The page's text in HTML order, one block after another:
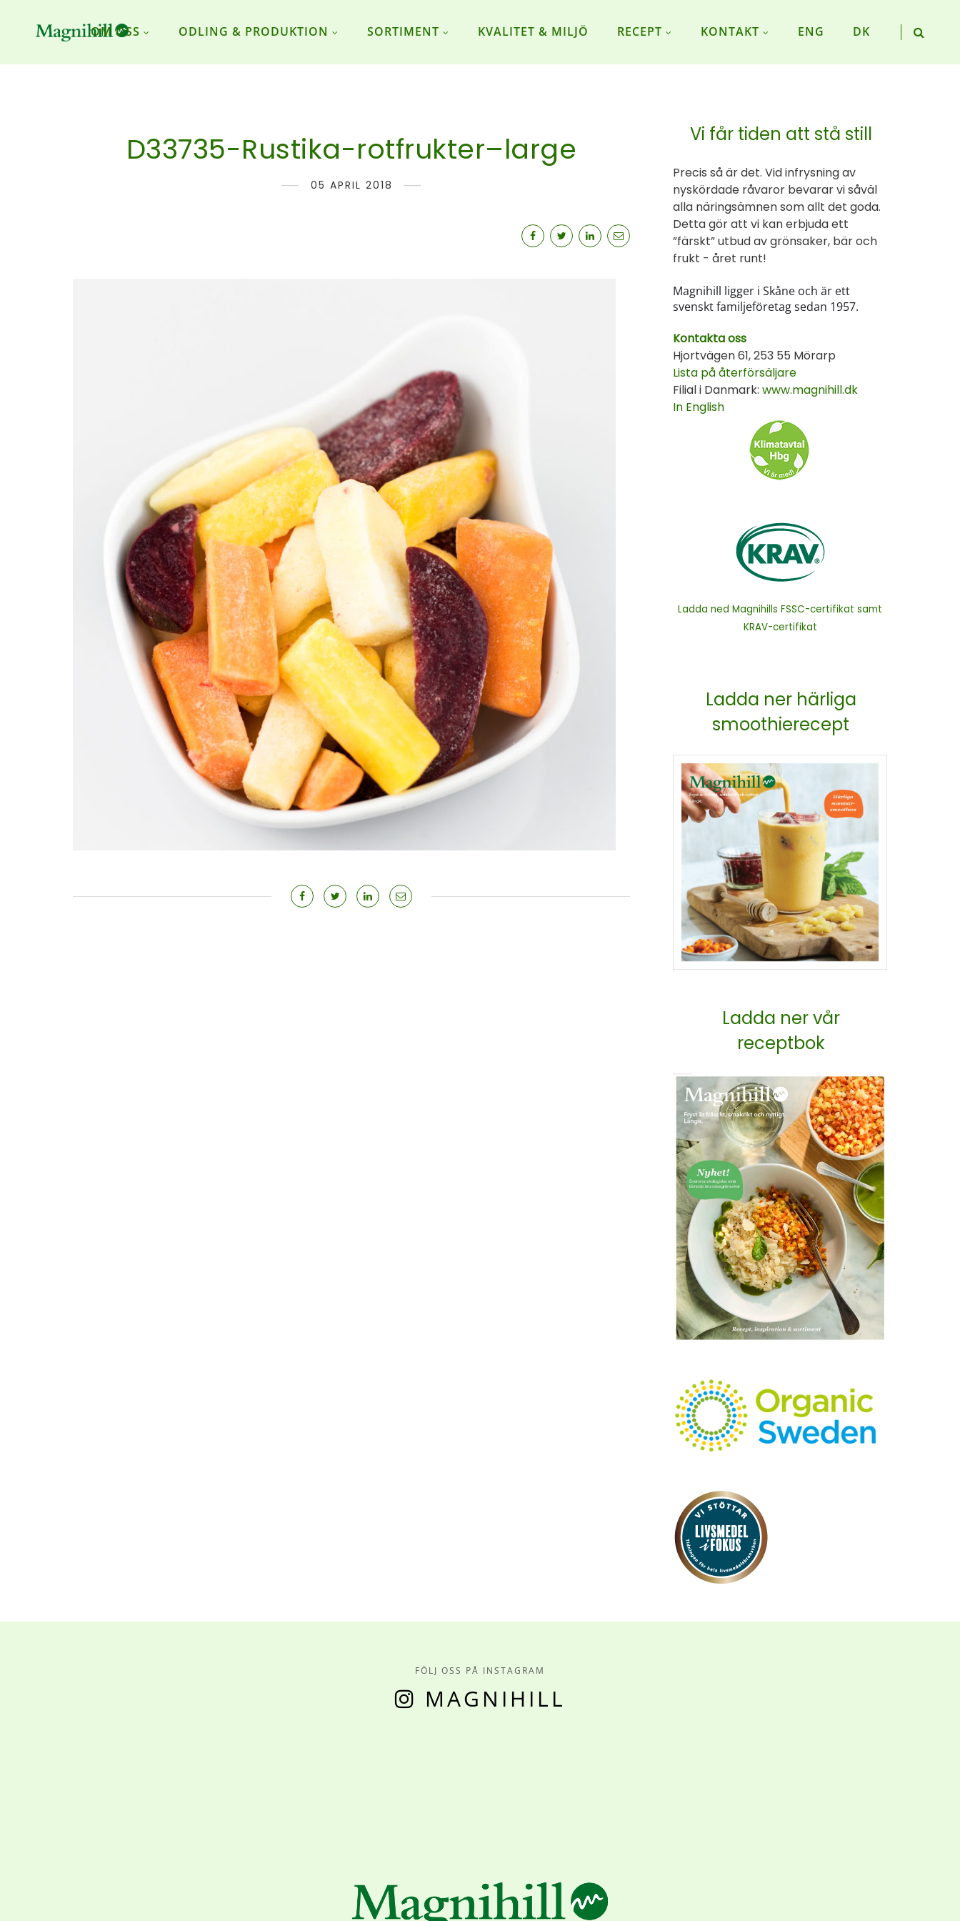
OM OSS ODLING & PRODUKTION SORTIMENT KVALITET & MILJÖ RECEPT KONTAKT ENG DK
D33735-Rustika-rotfrukter–large
05 APRIL 2018
Vi får tiden att stå still
Precis så är det. Vid infrysning av
nyskördade råvaror bevarar vi såväl
alla näringsämnen som allt det goda.
Detta gör att vi kan erbjuda ett
”färskt” utbud av grönsaker, bär och
frukt - året runt!
Magnihill ligger i Skåne och är ett
svenskt familjeföretag sedan 1957.
Kontakta oss
Hjortvägen 61, 253 55 Mörarp
Lista på återförsäljare
Filial i Danmark: www.magnihill.dk
In English
Ladda ned Magnihills FSSC-certifikat samt
KRAV-certifikat
Ladda ner härliga
smoothierecept
Ladda ner vår
receptbok
FÖLJ OSS PÅ INSTAGRAM
MAGNIHILL